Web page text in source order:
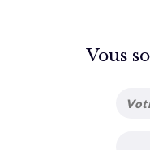
Vous